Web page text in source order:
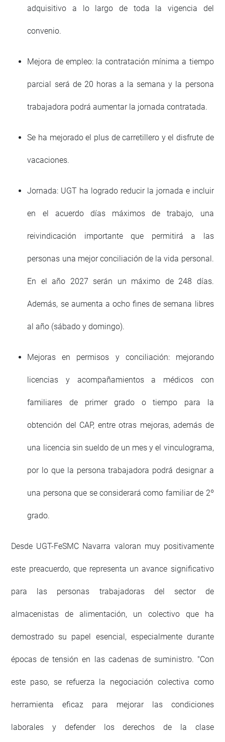
adquisitivo a lo largo de toda la vigencia del
convenio.
Mejora de empleo: la contratación mínima a tiempo
parcial será de 20 horas a la semana y la persona
trabajadora podrá aumentar la jornada contratada.
Se ha mejorado el plus de carretillero y el disfrute de
vacaciones.
Jornada: UGT ha logrado reducir la jornada e incluir
en el acuerdo días máximos de trabajo, una
reivindicación importante que permitirá a las
personas una mejor conciliación de la vida personal.
En el año 2027 serán un máximo de 248 días.
Además, se aumenta a ocho fines de semana libres
al año (sábado y domingo).
Mejoras en permisos y conciliación: mejorando
licencias y acompañamientos a médicos con
familiares de primer grado o tiempo para la
obtención del CAP, entre otras mejoras, además de
una licencia sin sueldo de un mes y el vinculograma,
por lo que la persona trabajadora podrá designar a
una persona que se considerará como familiar de 2º
grado.
Desde UGT-FeSMC Navarra valoran muy positivamente
este preacuerdo, que representa un avance significativo
para las personas trabajadoras del sector de
almacenistas de alimentación, un colectivo que ha
demostrado su papel esencial, especialmente durante
épocas de tensión en las cadenas de suministro. "Con
este paso, se refuerza la negociación colectiva como
herramienta eficaz para mejorar las condiciones
laborales y defender los derechos de la clase